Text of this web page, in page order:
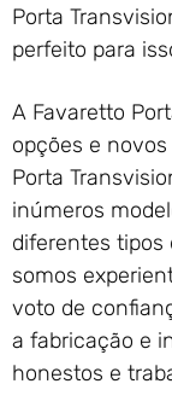
Porta
perfeito para
A Favaretto
opções e
Porta
inúmeros
diferentes tipos
somos
voto de
a fabricação e
honestos e